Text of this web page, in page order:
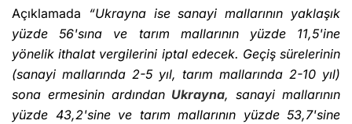
Açıklamada
“Ukrayna ise sanayi mallarının yaklaşık
yüzde 56'sına ve tarım mallarının yüzde 11,5'ine
yönelik ithalat vergilerini iptal edecek. Geçiş sürelerinin
(sanayi mallarında 2-5 yıl, tarım mallarında 2-10 yıl)
sona ermesinin ardından Ukrayna, sanayi mallarının
yüzde 43,2'sine ve tarım mallarının yüzde 53,7'sine